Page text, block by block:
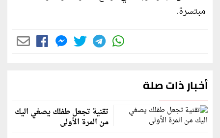
مبتسرة.
أخبار ذات صلة
تقنية تجعل طفلك يصغي اليك
من المرة الأولى